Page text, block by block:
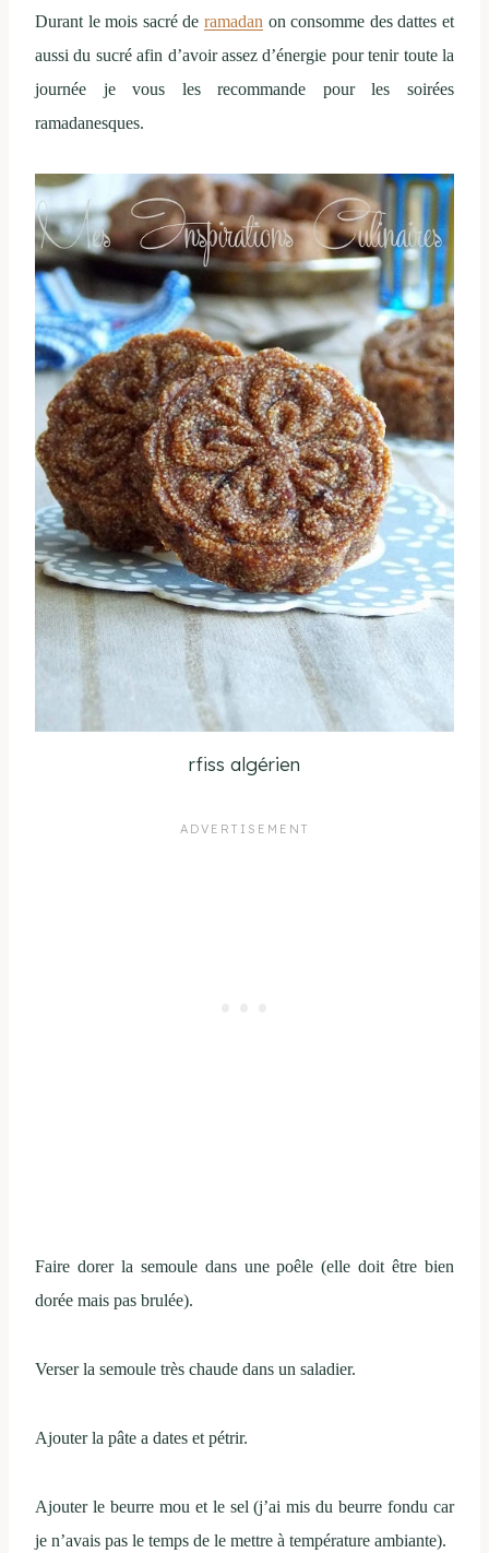
Durant le mois sacré de ramadan on consomme des dattes et
aussi du sucré afin d’avoir assez d’énergie pour tenir toute la
journée je vous les recommande pour les soirées
ramadanesques.
rfiss algérien
Faire dorer la semoule dans une poêle (elle doit être bien
dorée mais pas brulée).
Verser la semoule très chaude dans un saladier.
Ajouter la pâte a dates et pétrir.
Ajouter le beurre mou et le sel (j’ai mis du beurre fondu car
je n’avais pas le temps de le mettre à température ambiante).